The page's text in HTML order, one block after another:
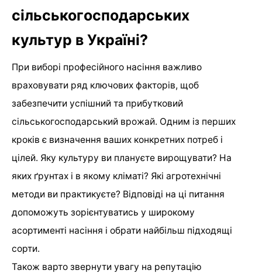
сільськогосподарських
культур в Україні?
При виборі професійного насіння важливо
враховувати ряд ключових факторів, щоб
забезпечити успішний та прибутковий
сільськогосподарський врожай. Одним із перших
кроків є визначення ваших конкретних потреб і
цілей. Яку культуру ви плануєте вирощувати? На
яких ґрунтах і в якому кліматі? Які агротехнічні
методи ви практикуєте? Відповіді на ці питання
допоможуть зорієнтуватись у широкому
асортименті насіння і обрати найбільш підходящі
сорти.
Також варто звернути увагу на репутацію